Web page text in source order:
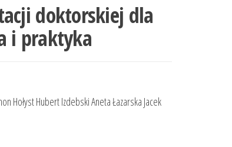
doktorskiej dla
i praktyka
Hołyst Hubert Izdebski Aneta Łazarska Jacek